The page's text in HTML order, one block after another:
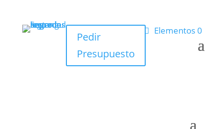
Pedir
Presupuesto
Elementos 0